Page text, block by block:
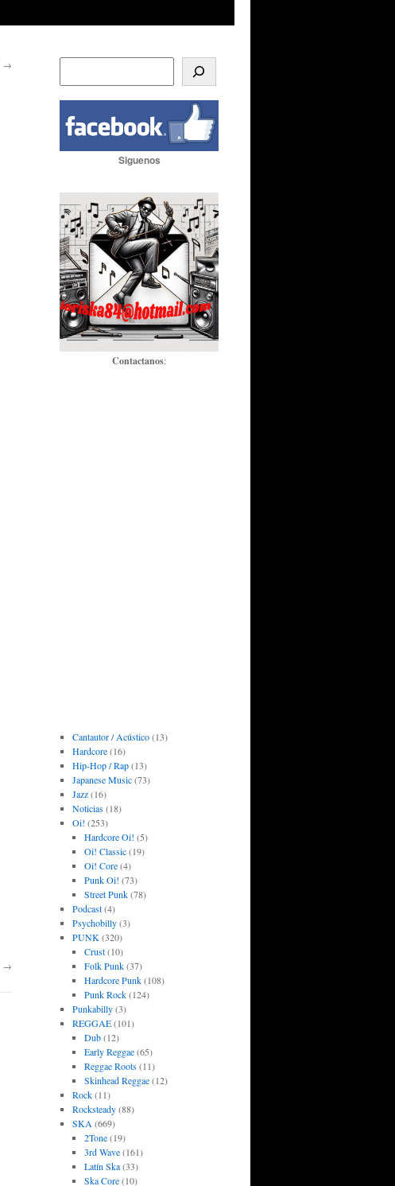
→
→
Siguenos
Contactanos:
Cantautor / Acústico(13)
Hardcore(16)
Hip-Hop / Rap(13)
Japanese Music(73)
Jazz(16)
Noticias(18)
Oi! (253)
Hardcore Oi! (5)
Oi! Classic(19)
Oi! Core(4)
Punk Oi! (73)
Street Punk(78)
Podcast(4)
Psychobilly(3)
PUNK (320)
Crust(10)
Folk Punk(37)
Hardcore Punk(108)
Punk Rock(124)
Punkabilly(3)
REGGAE(101)
Dub(12)
Early Reggae(65)
Reggae Roots(11)
Skinhead Reggae(12)
Rock(11)
Rocksteady(88)
SKA (669)
2Tone(19)
3rd Wave(161)
Latín Ska(33)
Ska Core(10)